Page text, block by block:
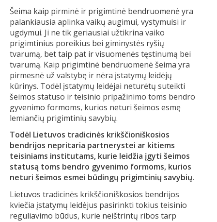
Šeima kaip pirminė ir prigimtinė bendruomenė yra
palankiausia aplinka vaikų augimui, vystymuisi ir
ugdymui. Ji ne tik geriausiai užtikrina vaiko
prigimtinius poreikius bei giminystės ryšių
tvarumą, bet taip pat ir visuomenės tęstinumą bei
tvarumą. Kaip prigimtinė bendruomenė šeima yra
pirmesnė už valstybę ir nėra įstatymų leidėjų
kūrinys. Todėl įstatymų leidėjai neturėtų suteikti
šeimos statuso ir teisinio pripažinimo toms bendro
gyvenimo formoms, kurios neturi šeimos esmę
lemiančių prigimtinių savybių.
Todėl Lietuvos tradicinės krikščioniškosios
bendrijos nepritaria partnerystei ar kitiems
teisiniams institutams, kurie leidžia įgyti šeimos
statusą toms bendro gyvenimo formoms, kurios
neturi šeimos esmei būdingų prigimtinių savybių.
Lietuvos tradicinės krikščioniškosios bendrijos
kviečia įstatymų leidėjus pasirinkti tokius teisinio
reguliavimo būdus, kurie neištrintų ribos tarp